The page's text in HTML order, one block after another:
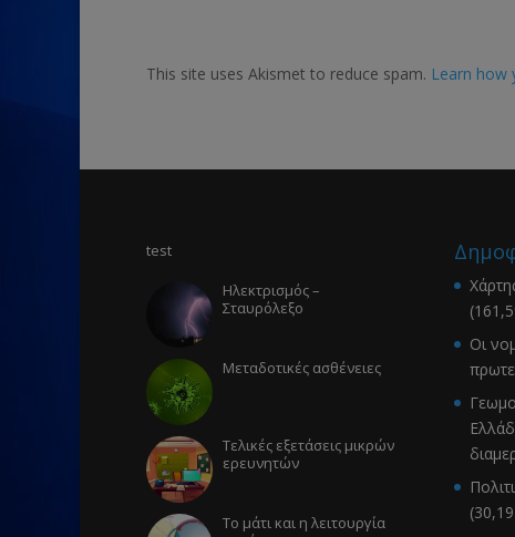
This site uses Akismet to reduce spam. Learn how
test
Ηλεκτρισμός –
Σταυρόλεξο
Μεταδοτικές ασθένειες
Τελικές εξετάσεις μικρών
ερευνητών
Το μάτι και η λειτουργία
Οι